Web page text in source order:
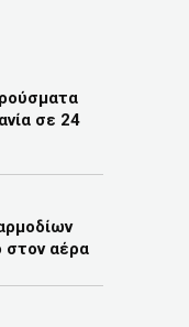
σε 24
στον αέρα